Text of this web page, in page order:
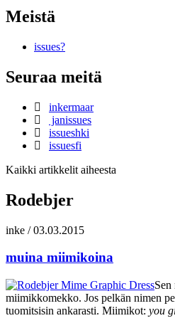
Meistä
issues?
Seuraa meitä
inkermaar
janissues
issueshki
issuesfi
Kaikki artikkelit aiheesta
Rodebjer
inke /03.03.2015
muina miimikoina
Sen
miimikkomekko. Jos pelkän nimen
tuomitsisin ankarasti. Miimikot: you